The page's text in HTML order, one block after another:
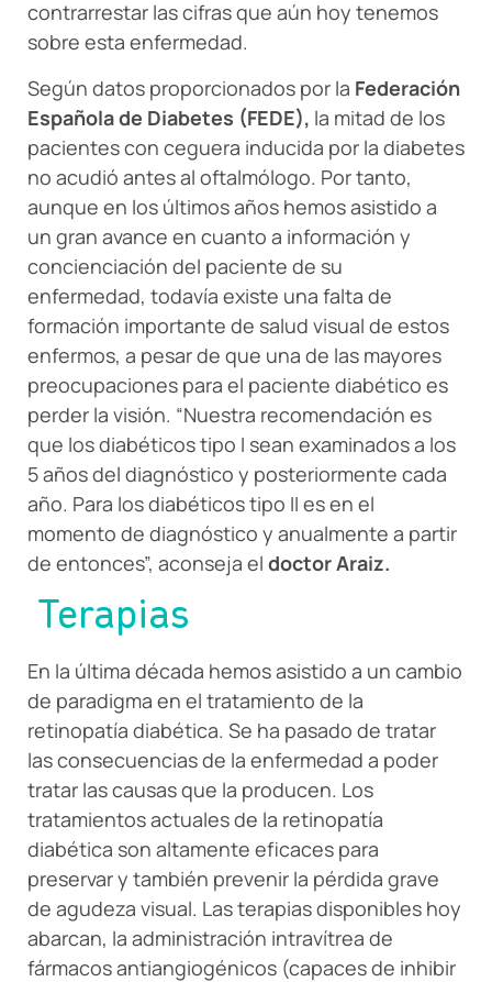
contrarrestar las cifras que aún hoy tenemos
sobre esta enfermedad.
Según datos proporcionados por la Federación
Española de Diabetes (FEDE), la mitad de los
pacientes con ceguera inducida por la diabetes
no acudió antes al oftalmólogo. Por tanto,
aunque en los últimos años hemos asistido a
un gran avance en cuanto a información y
concienciación del paciente de su
enfermedad, todavía existe una falta de
formación importante de salud visual de estos
enfermos, a pesar de que una de las mayores
preocupaciones para el paciente diabético es
perder la visión. “Nuestra recomendación es
que los diabéticos tipo I sean examinados a los
5 años del diagnóstico y posteriormente cada
año. Para los diabéticos tipo II es en el
momento de diagnóstico y anualmente a partir
de entonces”, aconseja el doctor Araiz.
Terapias
En la última década hemos asistido a un cambio
de paradigma en el tratamiento de la
retinopatía diabética. Se ha pasado de tratar
las consecuencias de la enfermedad a poder
tratar las causas que la producen. Los
tratamientos actuales de la retinopatía
diabética son altamente eficaces para
preservar y también prevenir la pérdida grave
de agudeza visual. Las terapias disponibles hoy
abarcan, la administración intravítrea de
fármacos antiangiogénicos (capaces de inhibir